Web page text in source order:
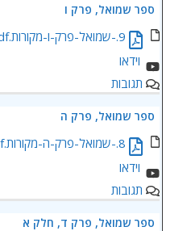
ספר שמואל, פרק ו
9.-שמואל-פרק-ו-מקורות.pdf
תגובות
ספר שמואל, פרק ה
8.-שמואל-פרק-ה-מקורות.pdf
תגובות
ספר שמואל, פרק ד, חלק א